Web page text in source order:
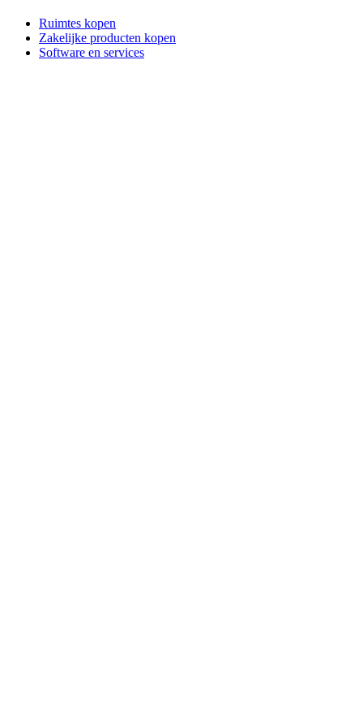
Ruimtes kopen
Zakelijke producten kopen
Software en services